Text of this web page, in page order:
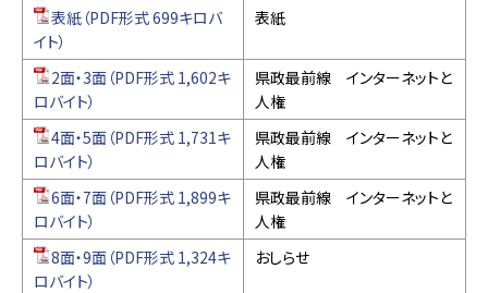
表紙（PDF形式 699キロバ
イト）
表紙
2面・3面（PDF形式 1,602キ
ロバイト）
県政最前線 インターネットと
人権
4面・5面（PDF形式 1,731キ
ロバイト）
県政最前線 インターネットと
人権
6面・7面（PDF形式 1,899キ
ロバイト）
県政最前線 インターネットと
人権
8面・9面（PDF形式 1,324キ
ロバイト）
おしらせ